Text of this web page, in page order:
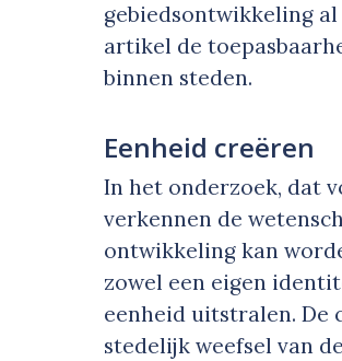
gebiedsontwikkeling
artikel de
binnen steden.
Eenheid creëren
In het onderzoek, dat
verkennen de
ontwikkeling kan
zowel een eigen
eenheid uitstralen. De
stedelijk weefsel van